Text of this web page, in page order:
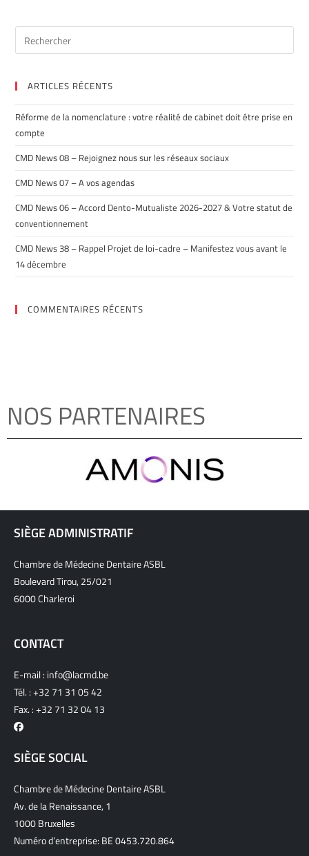
ARTICLES RÉCENTS
Réforme de la nomenclature : votre réalité de cabinet doit être prise en
compte
CMD News 08 – Rejoignez nous sur les réseaux sociaux
CMD News 07 – A vos agendas
CMD News 06 – Accord Dento-Mutualiste 2026-2027 & Votre statut de
conventionnement
CMD News 38 – Rappel Projet de loi-cadre – Manifestez vous avant le
14 décembre
COMMENTAIRES RÉCENTS
NOS PARTENAIRES
SIÈGE ADMINISTRATIF
Chambre de Médecine Dentaire ASBL
Boulevard Tirou, 25/021
6000 Charleroi
CONTACT
E-mail : info@lacmd.be
Tél. :+32 71 31 05 42
Fax. : +32 71 32 04 13
SIÈGE SOCIAL
Chambre de Médecine Dentaire ASBL
Av. de la Renaissance, 1
1000 Bruxelles
Numéro d’entreprise: BE 0453.720.864